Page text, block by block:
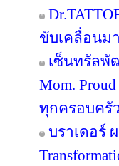
ขับเคลื่อนม
เซ็นทรัลพั
Mom.
ทุกครอบครั
บราเดอร์